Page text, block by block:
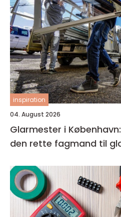
inspiration
04. August 2026
Glarmester i
den rette fagmand til